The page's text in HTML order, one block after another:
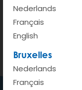
Nederlands
Français
English
Bruxelles
Nederlands
Français
capacité de
Retourner l’e-